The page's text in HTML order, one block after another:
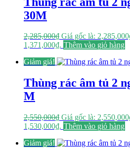
30M
2,285,000₫ Giá gốc là:
1,371,000₫. Thêm vào giỏ hàng
Giảm giá!
Thùng rác âm tủ 2
M
2,550,000₫ Giá gốc là:
1,530,000₫. Thêm vào giỏ hàng
Giảm giá!